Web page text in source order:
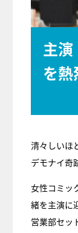
主
を熱
清々しいほ
デモナイ奇
女性コミッ
緒を主演に
営業部セッ